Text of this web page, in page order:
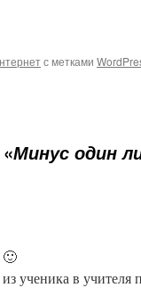
с метками
Минус один
🙂
ученика в учителя